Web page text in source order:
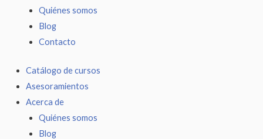
Quiénes somos
Blog
Contacto
Catálogo de cursos
Asesoramientos
Acerca de
Quiénes somos
Blog